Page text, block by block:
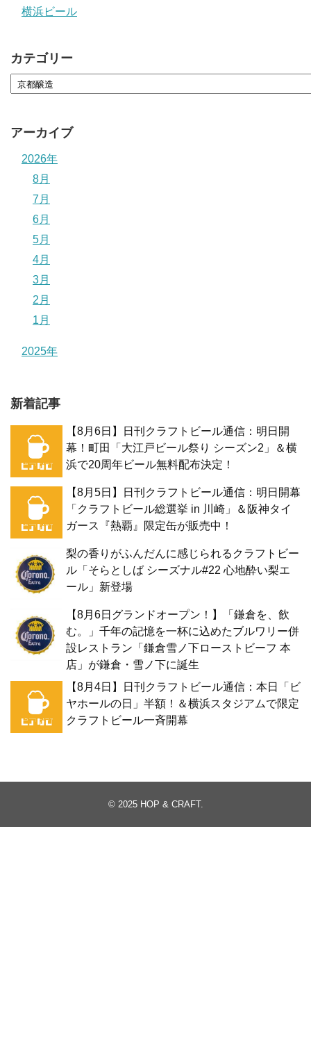
横浜ビール
カテゴリー
アーカイブ
2026年
8月
7月
6月
5月
4月
3月
2月
1月
2025年
新着記事
【8月6日】日刊クラフトビール通信：明日開
幕！町田「大江戸ビール祭り シーズン2」＆横
浜で20周年ビール無料配布決定！
【8月5日】日刊クラフトビール通信：明日開幕
「クラフトビール総選挙 in 川崎」＆阪神タイ
ガース『熱覇』限定缶が販売中！
梨の香りがふんだんに感じられるクラフトビー
ル「そらとしば シーズナル#22 心地酔い梨エ
ール」新登場
【8月6日グランドオープン！】「鎌倉を、飲
む。」千年の記憶を一杯に込めたブルワリー併
設レストラン「鎌倉雪ノ下ローストビーフ 本
店」が鎌倉・雪ノ下に誕生
【8月4日】日刊クラフトビール通信：本日「ビ
ヤホールの日」半額！＆横浜スタジアムで限定
クラフトビール一斉開幕
© 2025 HOP & CRAFT.